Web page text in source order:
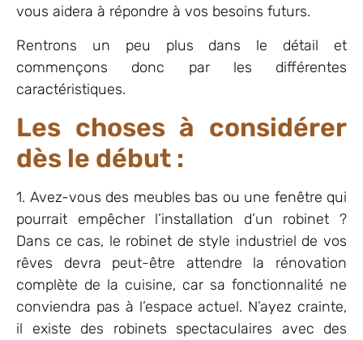
vous aidera à répondre à vos besoins futurs.
Rentrons un peu plus dans le détail et
commençons donc par les différentes
caractéristiques.
Les choses à considérer
dès le début :
1. Avez-vous des meubles bas ou une fenêtre qui
pourrait empêcher l’installation d’un robinet ?
Dans ce cas, le robinet de style industriel de vos
rêves devra peut-être attendre la rénovation
complète de la cuisine, car sa fonctionnalité ne
conviendra pas à l’espace actuel. N’ayez crainte,
il existe des robinets spectaculaires avec des